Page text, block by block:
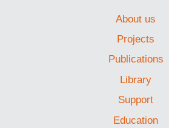
About us
Projects
Publications
Library
Support
Education